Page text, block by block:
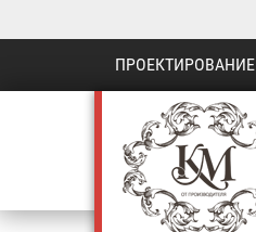
ПРОЕКТИРОВАНИЕ